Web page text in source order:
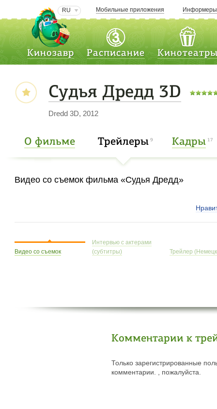
RU Мобильные приложения Информеры
Кинозавр Расписание
Судья Дредд 3D
Dredd 3D, 2012
О фильме Трейлеры 9 Кадры 17
Видео со съемок фильма «Судья Дредд»
Видео со съемок
Интервью с актерами
(субтитры)
Трейлер
Комментарии к
Только зарегистрированные
комментарии. , пожалуйста.